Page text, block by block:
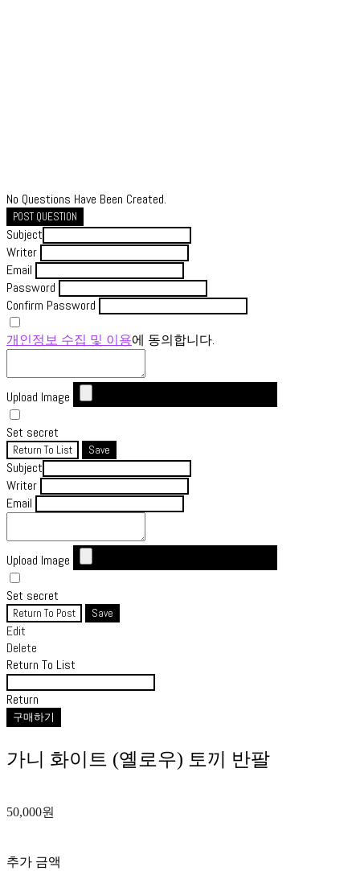
No Questions Have Been Created.
POST QUESTION
Subject
Writer
Email
Password
Confirm Password
개인정보 수집 및 이용에 동의합니다.
Upload Image
Set secret
Return To List Save
Subject
Writer
Email
Upload Image
Set secret
Return To Post Save
Edit
Delete
Return To List
Return
구매하기
가니 화이트 (옐로우) 토끼 반팔
50,000원
추가 금액